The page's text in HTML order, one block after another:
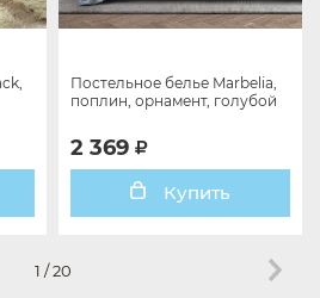
Постельное белье Marbelia,
поплин, орнамент, голубой
2 369
Купить
1 /20